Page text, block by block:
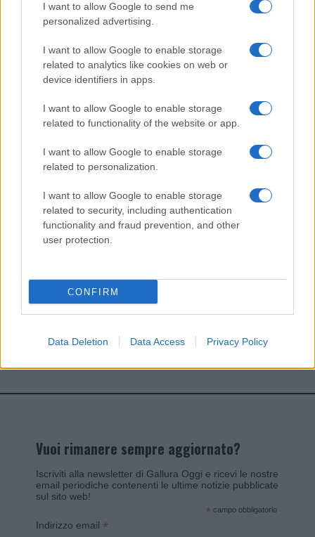
I want to allow Google to send me
personalized advertising.
I want to allow Google to enable storage
related to analytics like cookies on web or
device identifiers in apps.
I want to allow Google to enable storage
related to functionality of the website or app.
I want to allow Google to enable storage
related to personalization.
I want to allow Google to enable storage
related to security, including authentication
functionality and fraud prevention, and other
user protection.
CONFIRM
Data Deletion Data Access Privacy Policy
Giovannimaria Cabras
Vuoi rimanere sempre aggiornato?
Iscriviti alla newsletter di Gallura Oggi e ricevi le nostre
email periodiche contenenti le ultime notizie pubblicate
sul sito web!
* campo obbligatorio
Indirizzo email *